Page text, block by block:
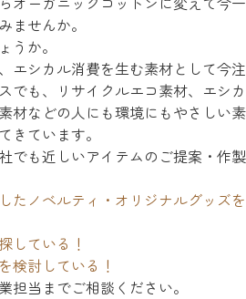
ませんか。
うか。
エシカル消費を生む素材として今注
でも、リサイクルエコ素材、エシカ
材などの人にも環境にもやさしい素
きています。
でも近しいアイテムのご提案・作製
たノベルティ・オリジナルグッズを
している！
検討している！
担当までご相談ください。